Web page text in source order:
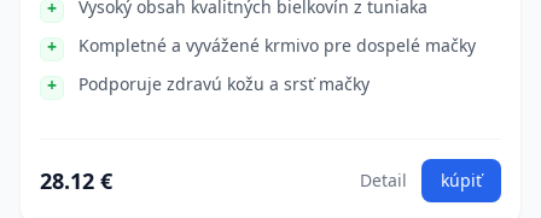
Vysoký obsah kvalitných bielkovín z tuniaka
Kompletné a vyvážené krmivo pre dospelé mačky
Podporuje zdravú kožu a srsť mačky
28.12 € Detail kúpiť